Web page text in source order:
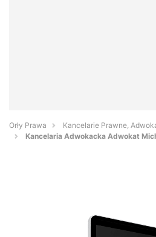
Orły Prawa
Kancelarie Prawne,
Kancelaria Adwokacka Adwokat